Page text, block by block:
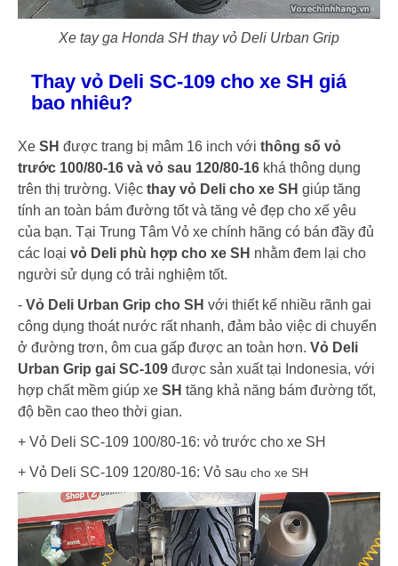
Xe tay ga Honda SH thay vỏ Deli Urban Grip
Thay vỏ Deli SC-109 cho xe SH giá
bao nhiêu?
Xe SH được trang bị mâm 16 inch với thông số vỏ
trước 100/80-16 và vỏ sau 120/80-16 khá thông dụng
trên thị trường. Việc thay vỏ Deli cho xe SH giúp tăng
tính an toàn bám đường tốt và tăng vẻ đẹp cho xế yêu
của bạn. Tại Trung Tâm Vỏ xe chính hãng có bán đầy đủ
các loại vỏ Deli phù hợp cho xe SH nhằm đem lại cho
người sử dụng có trải nghiệm tốt.
- Vỏ Deli Urban Grip cho SH với thiết kế nhiều rãnh gai
công dụng thoát nước rất nhanh, đảm bảo việc di chuyển
ở đường trơn, ôm cua gấp được an toàn hơn. Vỏ Deli
Urban Grip gai SC-109 được sản xuất tại Indonesia, với
hợp chất mềm giúp xe SH tăng khả năng bám đường tốt,
độ bền cao theo thời gian.
+ Vỏ Deli SC-109 100/80-16: vỏ trước cho xe SH
+ Vỏ Deli SC-109 120/80-16: Vỏ sau cho xe SH